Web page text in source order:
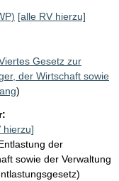
[alle RV hierzu]
Gesetz zur
der Wirtschaft sowie
)
hierzu]
der
sowie der Verwaltung